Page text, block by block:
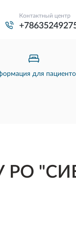
для
РО
Контактный центр